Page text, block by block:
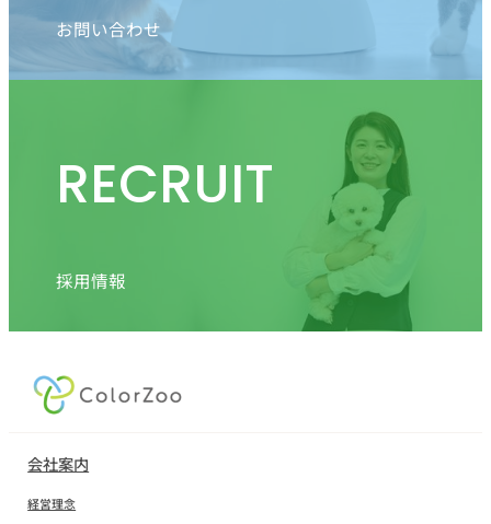
お問い合わせ
RECRUIT
採用情報
会社案内
経営理念